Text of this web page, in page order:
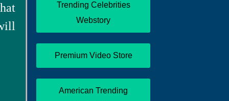
Trending Celebrities
Webstory
Premium Video Store
American Trending